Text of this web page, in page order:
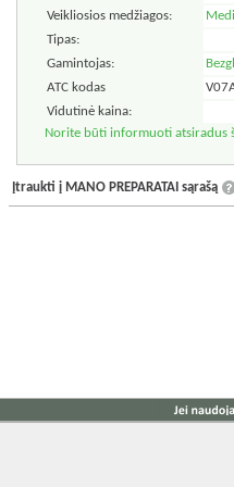
Veikliosios medžiagos:
Tipas:
Gamintojas:
ATC kodas
Vidutinė kaina:
Norite būti informuoti atsiradus
Įtraukti į MANO PREPARATAI sąrašą